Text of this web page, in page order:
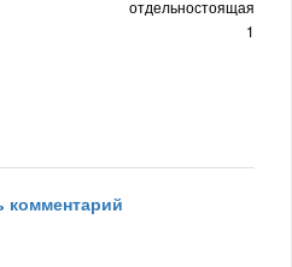
отдельностоящая
1
комментарий